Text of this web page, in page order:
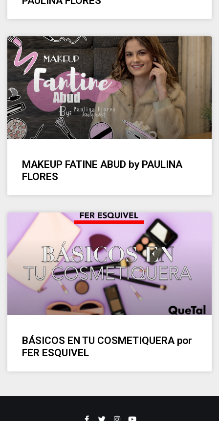
MAKEUP FATINE ABUD by PAULINA
FLORES
BÁSICOS EN TU COSMETIQUERA por
FER ESQUIVEL